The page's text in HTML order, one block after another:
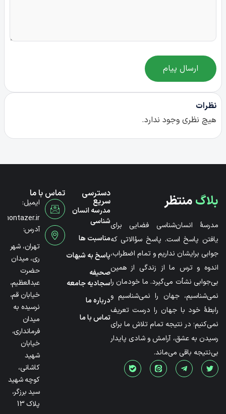
ارسال پیام
نظرات
هیچ نظری وجود ندارد.
بلاگمنتظر
مدرسۀ انسان‌شناسی فضایی برای
یافتن پاسخ است. پاسخ سؤالاتی که
جوابی برایشان نداریم و تمام اضطراب،
اندوه و ترس ما از زندگی از همین
بی‌جوابی نشأت می‌گیرد. ما خودمان را
نمی‌شناسیم، جهان را نمی‌شناسیم و
رابطۀ خود با جهان را درست تعریف
نمی‌کنیم؛ در نتیجه تمام تلاش ما برای
رسیدن به عشق، آرامش و شادی پایدار
بی‌نتیجه باقی می‌ماند.
دسترسی
سریع
مدرسه انسان
شناسی
مناسبت ها
پاسخ به شبهات
صحیفه
سجادیه جامعه
درباره ما
تماس با ما
تماس با ما
ایمیل:
آدرس:
تهران، شهر
ری، میدان
حضرت
عبدالعظیم،
خیابان قم،
نرسیده به
میدان
فرمانداری،
خیابان
شهید
کاشانی،
کوچه شهید
سید برزگر،
پلاک 13